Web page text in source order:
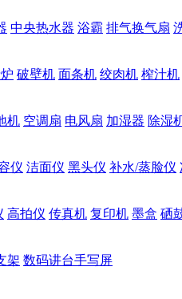
中央热水器 浴霸 排气换气扇
破壁机 面条机 绞肉机 榨汁机
机 空调扇 电风扇 加湿器 除湿
仪 洁面仪 黑头仪 补水/蒸脸仪
高拍仪 传真机 复印机 墨盒 硒
架 数码讲台手写屏